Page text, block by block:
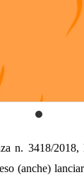
n. 3418/
(anche)